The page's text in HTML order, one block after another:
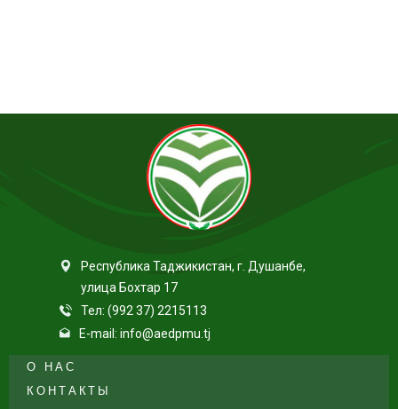
Республика Таджикистан, г. Душанбе,
улица Бохтар 17
Тел: (992 37) 2215113
E-mail: info@aedpmu.tj
О НАС
КОНТАКТЫ